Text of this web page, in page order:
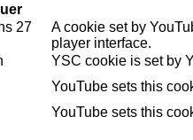
27
A cookie set by
player interface.
YSC cookie is set by
YouTube sets this
YouTube sets this